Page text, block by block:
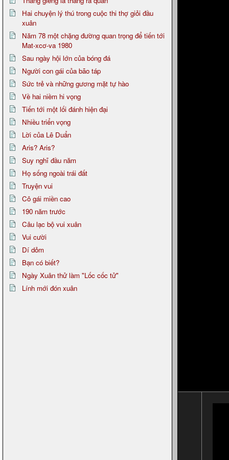
Hai chuyện lý thú trong cuộc thi thợ giỏi đầu
xuân
Năm 78 một chặng đường quan trọng để tiến tới
Mat-xcơ-va 1980
Sau ngày hội lớn của bóng đá
Người con gái của bão táp
Sức trẻ và những gương mặt tự hào
Về hai niềm hi vọng
Tiến tới một lối đánh hiện đại
Nhiều triển vọng
Lời của Lê Duẩn
Aris? Aris?
Suy nghĩ đầu năm
Họ sống ngoài trái đất
Truyện vui
Cô gái miền cao
190 năm trước
Câu lạc bộ vui xuân
Vui cười
Dí dỏm
Bạn có biết?
Ngày Xuân thử làm "Lốc cốc tử"
Lính mới đón xuân